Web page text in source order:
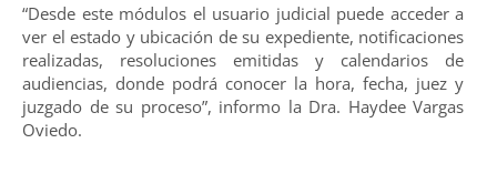
“Desde este módulos el usuario judicial puede acceder a
ver el estado y ubicación de su expediente, notificaciones
realizadas, resoluciones emitidas y calendarios de
audiencias, donde podrá conocer la hora, fecha, juez y
juzgado de su proceso”, informo la Dra. Haydee Vargas
Oviedo.